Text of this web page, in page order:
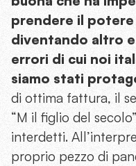
prendere il potere
diventando altro
errori di cui noi
siamo stati
di ottima fattura, il
“M il figlio del
interdetti.
proprio pezzo di